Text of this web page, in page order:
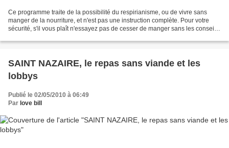
Ce programme traite de la possibilité du respirianisme, ou de vivre sans
manger de la nourriture, et n'est pas une instruction complète. Pour votre
sécurité, s'il vous plaît n'essayez pas de cesser de manger sans les conseils
SAINT NAZAIRE, le repas sans viande et les
lobbys
Publié le 02/05/2010 à 06:49
Par love bill